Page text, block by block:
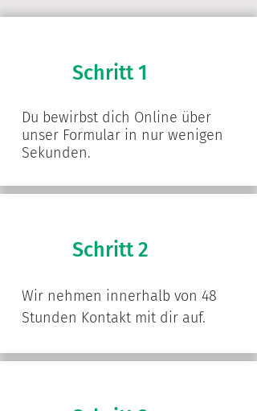
Schritt 1
​Du bewirbst dich Online über
unser Formular in nur wenigen
Sekunden.
Schritt 2
Wir nehmen innerhalb von 48
Stunden Kontakt mit dir auf.